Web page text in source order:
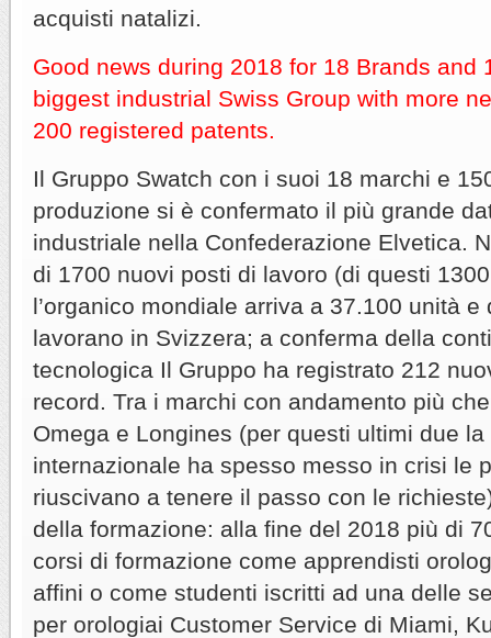
acquisti natalizi.
Good news during 2018 for 18 Brands and
biggest industrial Swiss Group with more
200 registered patents.
Il Gruppo Swatch con i suoi 18 marchi e
produzione si è confermato il più grande
industriale nella Confederazione Elvetica.
di 1700 nuovi posti di lavoro (di questi
l’organico mondiale arriva a 37.100 unità
lavorano in Svizzera; a conferma della
tecnologica Il Gruppo ha registrato 212
record. Tra i marchi con andamento più
Omega e Longines (per questi ultimi due
internazionale ha spesso messo in crisi le
riuscivano a tenere il passo con le
della formazione: alla fine del 2018 più di
corsi di formazione come apprendisti
affini o come studenti iscritti ad una delle
per orologiai Customer Service di Miami,